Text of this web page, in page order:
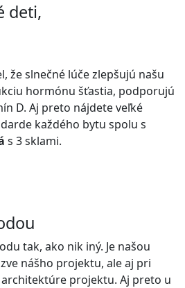
deti,
že slnečné lúče zlepšujú našu
hormónu šťastia, podporujú
D. Aj preto nájdete veľké
každého bytu spolu s
s 3 sklami.
tak, ako nik iný. Je našou
nášho projektu, ale aj pri
projektu. Aj preto u